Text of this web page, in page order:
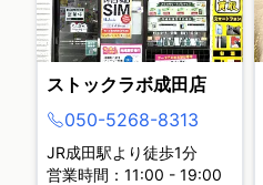
ストックラボ成田店
050-5268-8313
JR成田駅より徒歩1分
営業時間：11:00 - 19:00